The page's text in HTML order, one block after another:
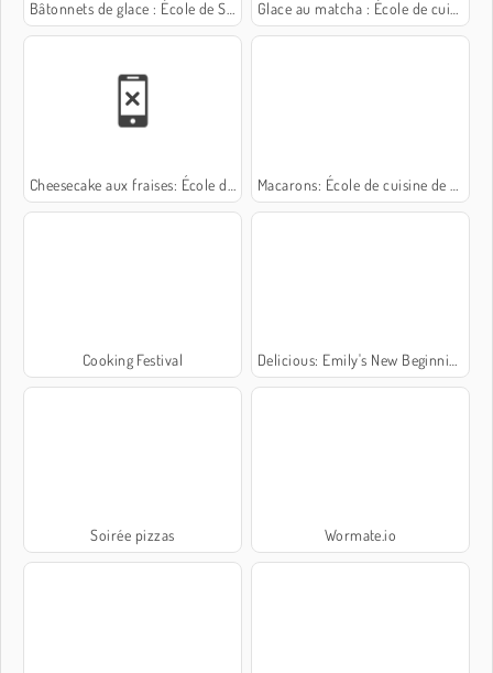
Bâtonnets de glace : École de Sara Glace au matcha : École de cuisine de Sara
Cheesecake aux fraises: École de Sara Macarons: École de cuisine de Sara
Cooking Festival Delicious: Emily's New Beginning Valentines Edition
Soirée pizzas Wormate.io